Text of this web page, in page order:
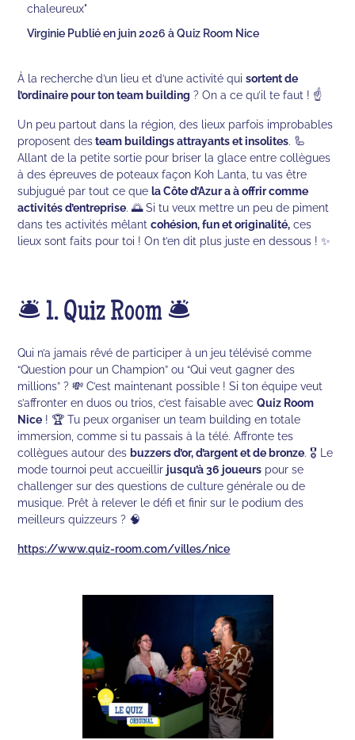
chaleureux"
Virginie Publié en juin 2026 à Quiz Room Nice
À la recherche d’un lieu et d’une activité quisortent de
l’ordinaire pour ton team building ? On a ce qu’il te faut ! ☝️
Un peu partout dans la région, des lieux parfois improbables
proposent desteam buildings attrayants et insolites. 🦾
Allant de la petite sortie pour briser la glace entre collègues
à des épreuves de poteaux façon Koh Lanta, tu vas être
subjugué par tout ce quela Côte d’Azur a à offrir comme
activités d’entreprise. 🌅 Si tu veux mettre un peu de piment
dans tes activités mêlantcohésion, fun et originalité, ces
lieux sont faits pour toi ! On t’en dit plus juste en dessous ! ✨
🛎 1. Quiz Room 🛎
Qui n’a jamais rêvé de participer à un jeu télévisé comme
“Question pour un Champion” ou “Qui veut gagner des
millions” ? 💸 C’est maintenant possible ! Si ton équipe veut
s’affronter en duos ou trios, c’est faisable avecQuiz Room
Nice ! 🏆 Tu peux organiser un team building en totale
immersion, comme si tu passais à la télé. Affronte tes
collègues autour desbuzzers d’or, d’argent et de bronze. 🎖 Le
mode tournoi peut accueillir jusqu’à 36 joueurs pour se
challenger sur des questions de culture générale ou de
musique. Prêt à relever le défi et finir sur le podium des
meilleurs quizzeurs ? 🧠
https://www.quiz-room.com/villes/nice